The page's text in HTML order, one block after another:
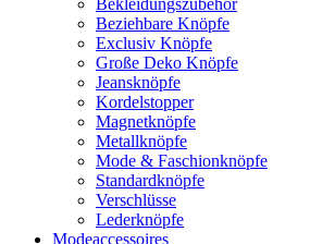
Bekleidungszubehör
Beziehbare Knöpfe
Exclusiv Knöpfe
Große Deko Knöpfe
Jeansknöpfe
Kordelstopper
Magnetknöpfe
Metallknöpfe
Mode & Faschionknöpfe
Standardknöpfe
Verschlüsse
Lederknöpfe
Modeaccessoires